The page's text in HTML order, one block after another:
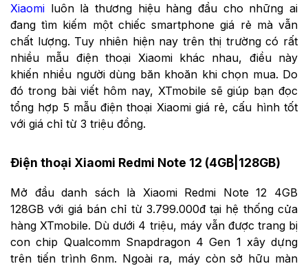
Xiaomi luôn là thương hiệu hàng đầu cho những ai
đang tìm kiếm một chiếc smartphone giá rẻ mà vẫn
chất lượng. Tuy nhiên hiện nay trên thị trường có rất
nhiều mẫu điện thoại Xiaomi khác nhau, điều này
khiến nhiều người dùng băn khoăn khi chọn mua. Do
đó trong bài viết hôm nay, XTmobile sẽ giúp bạn đọc
tổng hợp 5 mẫu điện thoại Xiaomi giá rẻ, cấu hình tốt
với giá chỉ từ 3 triệu đồng.
Điện thoại Xiaomi Redmi Note 12 (4GB|128GB)
Mở đầu danh sách là Xiaomi Redmi Note 12 4GB
128GB với giá bán chỉ từ 3.799.000đ tại hệ thống cửa
hàng XTmobile. Dù dưới 4 triệu, máy vẫn được trang bị
con chip Qualcomm Snapdragon 4 Gen 1 xây dựng
trên tiến trình 6nm. Ngoài ra, máy còn sở hữu màn